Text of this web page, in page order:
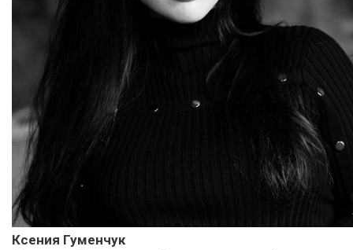
Ксения Гуменчук